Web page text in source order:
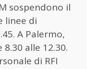
sospendono il
linee di
A Palermo,
alle 12.30.
di RFI